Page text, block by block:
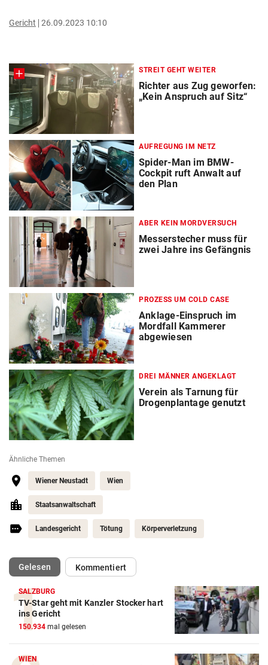
Gericht 26.09.2023 10:10
STREIT GEHT WEITER
Richter aus Zug geworfen:
„Kein Anspruch auf Sitz“
AUFREGUNG IM NETZ
Spider-Man im BMW-
Cockpit ruft Anwalt auf
den Plan
ABER KEIN MORDVERSUCH
Messerstecher muss für
zwei Jahre ins Gefängnis
PROZESS UM COLD CASE
Anklage-Einspruch im
Mordfall Kammerer
abgewiesen
DREI MÄNNER ANGEKLAGT
Verein als Tarnung für
Drogenplantage genutzt
Ähnliche Themen
Wiener Neustadt Wien
Staatsanwaltschaft
Landesgericht Tötung Körperverletzung
Gelesen(ausgewählt)Kommentiert
SALZBURG
TV-Star geht mit Kanzler Stocker hart
ins Gericht
150.934 mal gelesen
WIEN